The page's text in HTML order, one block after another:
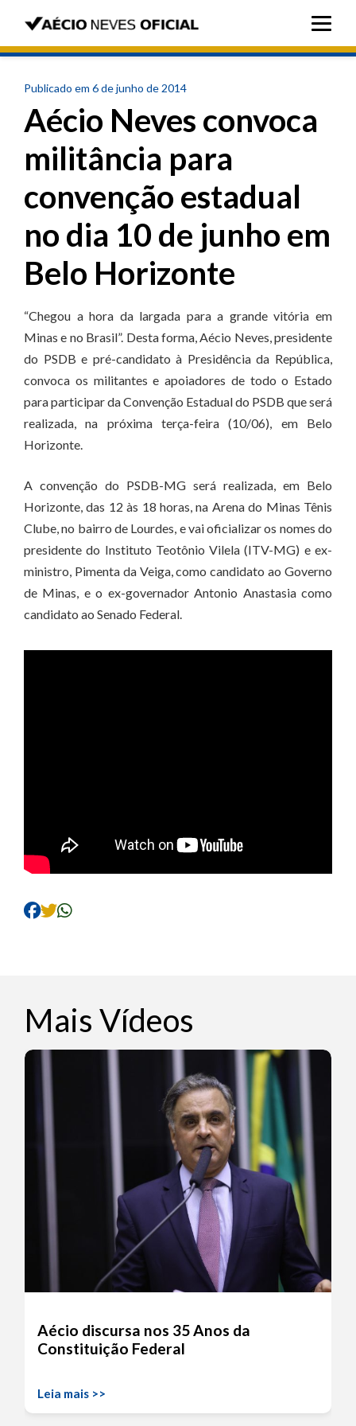
Publicado em 6 de junho de 2014
Aécio Neves convoca
militância para
convenção estadual
no dia 10 de junho em
Belo Horizonte
“Chegou a hora da largada para a grande vitória em
Minas e no Brasil”. Desta forma, Aécio Neves, presidente
do PSDB e pré-candidato à Presidência da República,
convoca os militantes e apoiadores de todo o Estado
para participar da Convenção Estadual do PSDB que será
realizada, na próxima terça-feira (10/06), em Belo
Horizonte.
A convenção do PSDB-MG será realizada, em Belo
Horizonte, das 12 às 18 horas, na Arena do Minas Tênis
Clube, no bairro de Lourdes, e vai oficializar os nomes do
presidente do Instituto Teotônio Vilela (ITV-MG) e ex-
ministro, Pimenta da Veiga, como candidato ao Governo
de Minas, e o ex-governador Antonio Anastasia como
candidato ao Senado Federal.
Mais Vídeos
Aécio discursa nos 35 Anos da
Constituição Federal
Leia mais >>